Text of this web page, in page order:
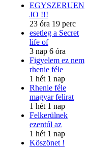
EGYSZERUEN
JO !!!
23 óra 19 perc
esetleg a Secret
life of
3 nap 6 óra
Figyelem ez nem
rhenie féle
1 hét 1 nap
Rhenie féle
magyar felirat
1 hét 1 nap
Felkerülnek
ezentúl az
1 hét 1 nap
Köszönet !